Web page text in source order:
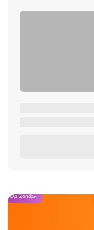
Op Zondag